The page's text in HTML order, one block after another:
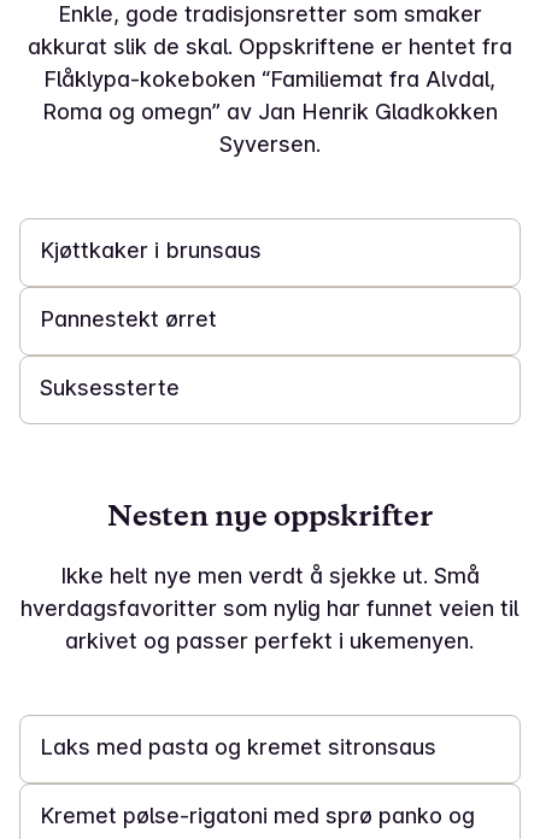
Enkle, gode tradisjonsretter som smaker
akkurat slik de skal. Oppskriftene er hentet fra
Flåklypa-kokeboken “Familiemat fra Alvdal,
Roma og omegn” av Jan Henrik Gladkokken
Syversen.
Kjøttkaker i brunsaus
Pannestekt ørret
Suksessterte
Nesten nye oppskrifter
Ikke helt nye men verdt å sjekke ut. Små
hverdagsfavoritter som nylig har funnet veien til
arkivet og passer perfekt i ukemenyen.
Laks med pasta og kremet sitronsaus
20 min
Kremet pølse-rigatoni med sprø panko og